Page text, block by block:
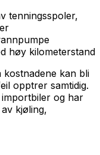
tenningsspoler,
høy kilometerstand
kan bli
opptrer samtidig.
og har
kjøling,